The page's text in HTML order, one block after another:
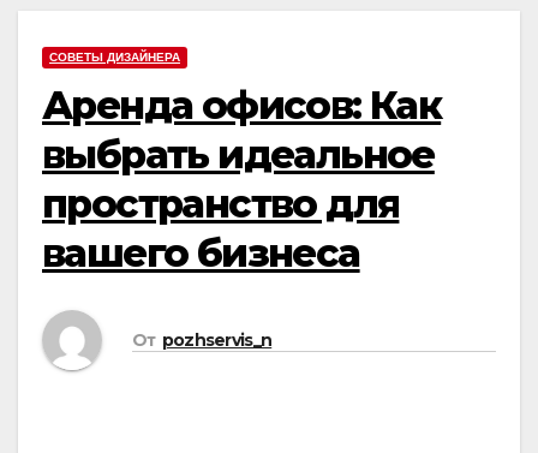
СОВЕТЫ ДИЗАЙНЕРА
Аренда офисов: Как
выбрать идеальное
пространство для
вашего бизнеса
От pozhservis_n